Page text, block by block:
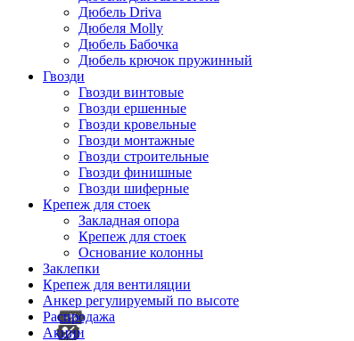
Дюбель Driva
Дюбеля Molly
Дюбель Бабочка
Дюбель крючок пружинный
Гвозди
Гвозди винтовые
Гвозди ершенные
Гвозди кровельные
Гвозди монтажные
Гвозди строительные
Гвозди финишные
Гвозди шиферные
Крепеж для стоек
Закладная опора
Крепеж для стоек
Основание колонны
Заклепки
Крепеж для вентиляции
Анкер регулируемый по высоте
Распродажа
Акции